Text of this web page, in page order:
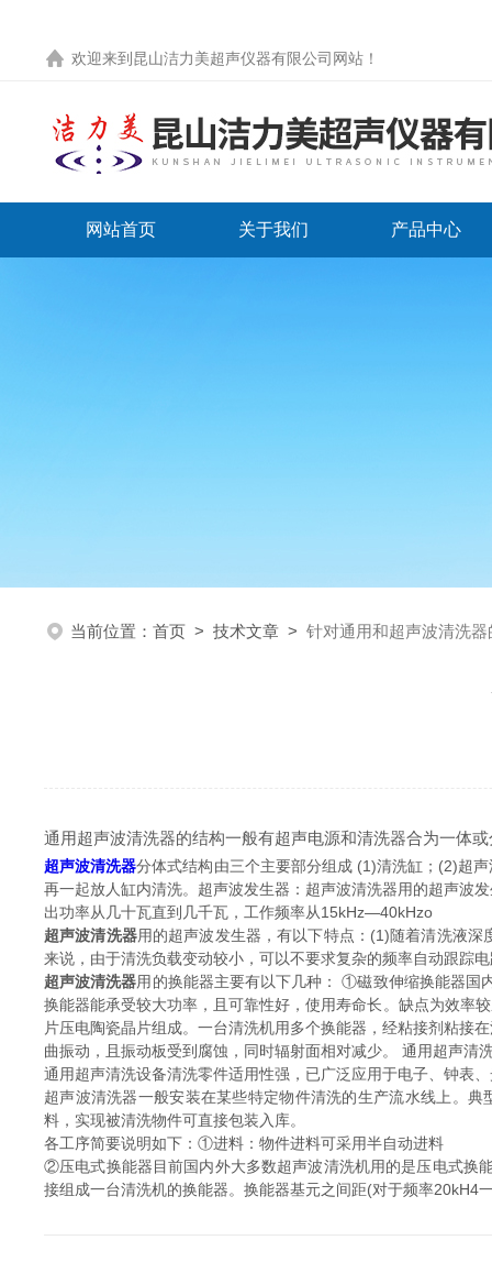
欢迎来到 昆山洁力美超声仪器有限公司网站 ！
网站首页 关于我们 产品中心
当前位置： 首页 > 技术文章 > 针对通用和超声波清洗
通用超声波清洗器的结构一般有超声电源和清洗器合为一体
超声波清洗器分体式结构由三个主要部分组成 (1)清洗缸；(2)超
再一起放人缸内清洗。超声波发生器：超声波清洗器用的超声波
出功率从几十瓦直到几千瓦，工作频率从15kHz—40kHzo
超声波清洗器用的超声波发生器，有以下特点：(1)随着清洗液
来说，由于清洗负载变动较小，可以不要求复杂的频率自动跟踪
超声波清洗器用的换能器主要有以下几种： ①磁致伸缩换能器国
换能器能承受较大功率，且可靠性好，使用寿命长。缺点为效率
片压电陶瓷晶片组成。一台清洗机用多个换能器，经粘接剂粘
曲振动，且振动板受到腐蚀，同时辐射面相对减少。 通用超声
通用超声清洗设备清洗零件适用性强，已广泛应用于电子、钟表
超声波清洗器一般安装在某些特定物件清洗的生产流水线上。
料，实现被清洗物件可直接包装入库。
各工序简要说明如下：①进料：物件进料可采用半自动进料
②压电式换能器目前国内外大多数超声波清洗机用的是压电式换
接组成一台清洗机的换能器。换能器基元之间距(对于频率